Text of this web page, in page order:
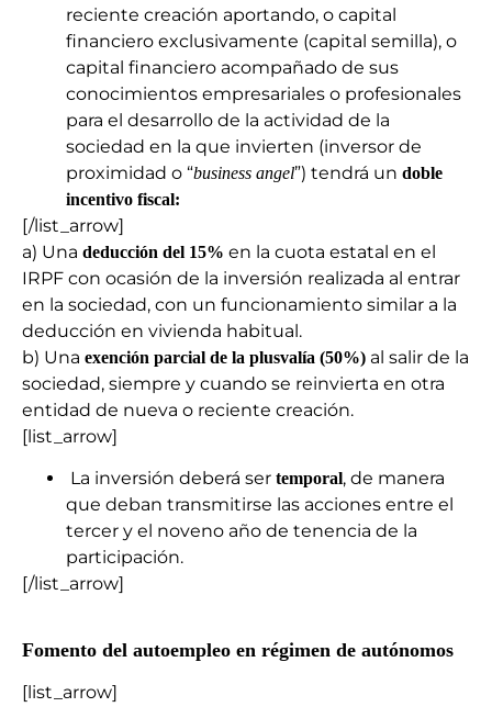
reciente creación aportando, o capital
financiero exclusivamente (capital semilla), o
capital financiero acompañado de sus
conocimientos empresariales o profesionales
para el desarrollo de la actividad de la
sociedad en la que invierten (inversor de
proximidad o “business angel”) tendrá un doble
incentivo fiscal:
[/list_arrow]
a) Una deducción del 15% en la cuota estatal en el
IRPF con ocasión de la inversión realizada al entrar
en la sociedad, con un funcionamiento similar a la
deducción en vivienda habitual.
b) Una exención parcial de la plusvalía (50%) al salir de la
sociedad, siempre y cuando se reinvierta en otra
entidad de nueva o reciente creación.
[list_arrow]
La inversión deberá ser temporal, de manera
que deban transmitirse las acciones entre el
tercer y el noveno año de tenencia de la
participación.
[/list_arrow]
Fomento del autoempleo en régimen de autónomos
[list_arrow]